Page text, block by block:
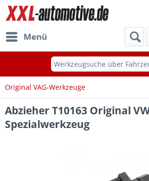
Menü
Werkzeugsuche über
Original VAG-Werkzeuge
Abzieher T10163 Original
Spezialwerkzeug